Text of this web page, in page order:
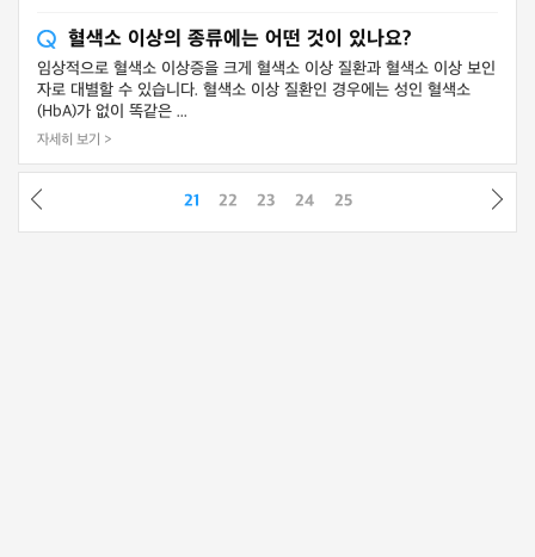
혈색소 이상의 종류에는 어떤 것이 있나요?
임상적으로 혈색소 이상증을 크게 혈색소 이상 질환과 혈색소 이상 보인
자로 대별할 수 있습니다. 혈색소 이상 질환인 경우에는 성인 혈색소
(HbA)가 없이 똑같은 ...
자세히 보기 >
21 22 23 24 25